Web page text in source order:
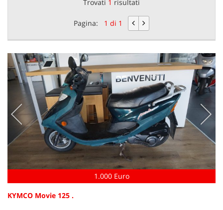
Trovati 1 risultati
Pagina: 1 di 1
1.000 Euro
KYMCO Movie 125 .
funzionamento
questi
strumenti
di
tracciamento
rimanda
alla
cookie
policy.
rivedere
e
tue